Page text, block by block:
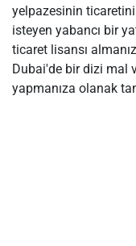
yelpazesinin
isteyen yabancı bir
ticaret lisansı
Dubai'de bir dizi mal
yapmanıza olanak